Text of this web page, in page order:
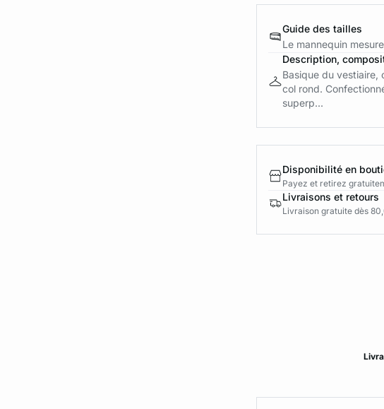
Guide des tailles
Le mannequin
Description,
Basique du vestiaire,
col rond.
superp...
Disponibilité en
Payez et retirez
Livraisons et retours
Livraison gratuite dès